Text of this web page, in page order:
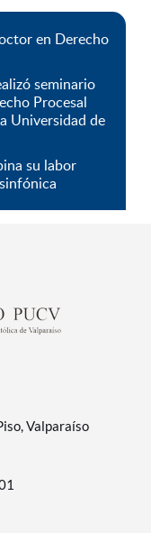
en Derecho
seminario
Procesal
Universidad de
su labor
Valparaíso